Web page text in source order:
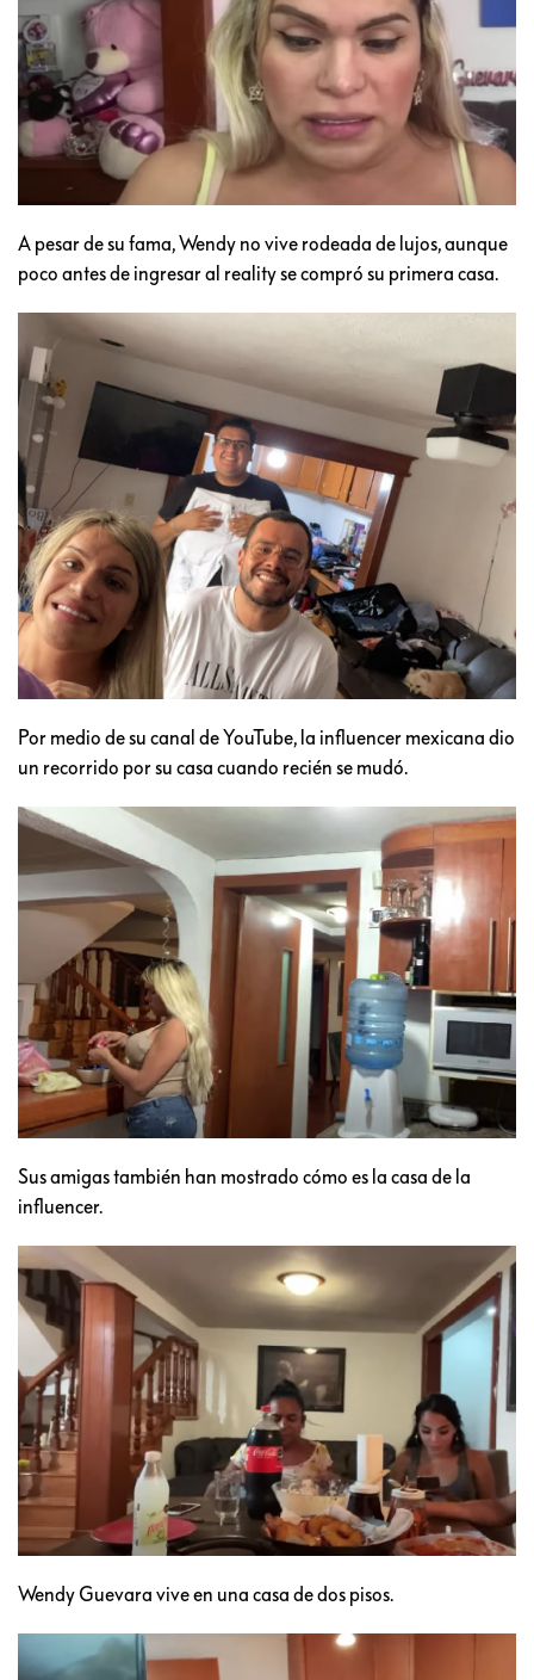
A pesar de su fama, Wendy no vive rodeada de lujos, aunque
poco antes de ingresar al reality se compró su primera casa.
Por medio de su canal de YouTube, la influencer mexicana dio
un recorrido por su casa cuando recién se mudó.
Sus amigas también han mostrado cómo es la casa de la
influencer.
Wendy Guevara vive en una casa de dos pisos.